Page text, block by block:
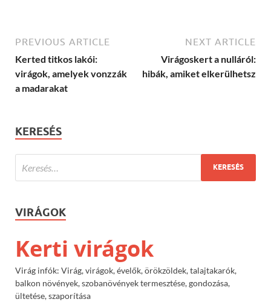
PREVIOUS ARTICLE
Kerted titkos lakói:
virágok, amelyek vonzzák
a madarakat
NEXT ARTICLE
Virágoskert a nulláról:
hibák, amiket elkerülhetsz
KERESÉS
VIRÁGOK
Kerti virágok
Virág infók: Virág, virágok, évelők, örökzöldek, talajtakarók,
balkon növények, szobanövények termesztése, gondozása,
ültetése, szaporítása